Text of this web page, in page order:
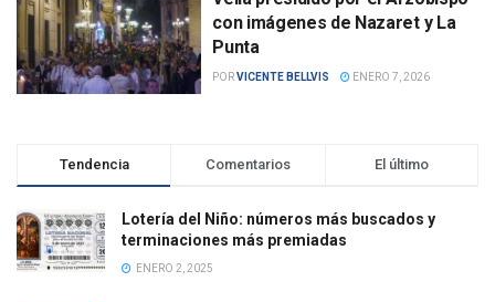
con imágenes de Nazaret y La
Punta
PORVICENTE BELLVIS ENERO 7, 2026
Tendencia Comentarios El último
Lotería del Niño: números más buscados y
terminaciones más premiadas
ENERO 2, 2025